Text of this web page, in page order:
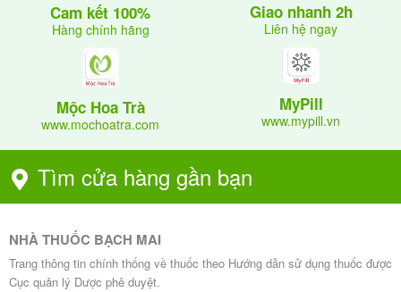
Cam kết 100%
Hàng chính hãng
Giao nhanh 2h
Liên hệ ngay
Mộc Hoa Trà
www.mochoatra.com
MyPill
www.mypill.vn
Tìm cửa hàng gần bạn
NHÀ THUỐC BẠCH MAI
Trang thông tin chính thống về thuốc theo Hướng dẫn sử dụng thuốc được
Cục quản lý Dược phê duyệt.